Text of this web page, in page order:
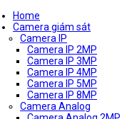
Home
Camera giám sát
Camera IP
Camera IP 2MP
Camera IP 3MP
Camera IP 4MP
Camera IP 5MP
Camera IP 8MP
Camera Analog